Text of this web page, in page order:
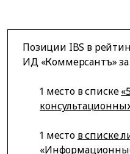
Позиции IBS в
ИД «Коммерсантъ» за
1 место в списке
1 место в списке